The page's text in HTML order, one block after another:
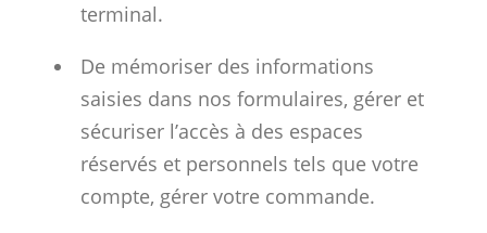
terminal.
De mémoriser des informations
saisies dans nos formulaires, gérer et
sécuriser l’accès à des espaces
réservés et personnels tels que votre
compte, gérer votre commande.